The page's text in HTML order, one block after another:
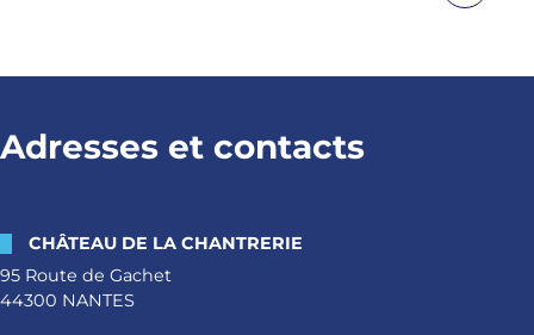
Adresses et contacts
CHÂTEAU DE LA CHANTRERIE
95 Route de Gachet
44300 NANTES